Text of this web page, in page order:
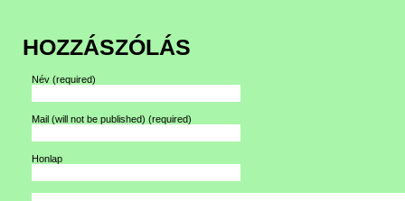
HOZZÁSZÓLÁS
Név (required)
Mail (will not be published) (required)
Honlap